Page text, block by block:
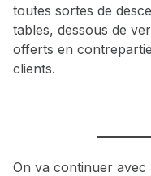
toutes sortes de
tables, dessous de
offerts en
clients.
On va continuer avec